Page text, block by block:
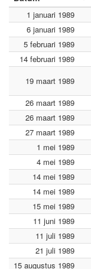
1 januari 1989
6 januari 1989
5 februari 1989
14 februari 1989
19 maart 1989
26 maart 1989
26 maart 1989
27 maart 1989
1 mei 1989
4 mei 1989
14 mei 1989
14 mei 1989
15 mei 1989
11 juni 1989
11 juli 1989
21 juli 1989
15 augustus 1989